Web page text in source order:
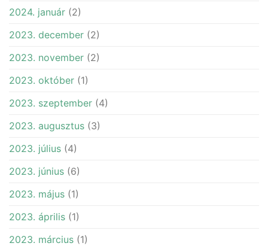
2024. január (2)
2023. december (2)
2023. november (2)
2023. október (1)
2023. szeptember (4)
2023. augusztus (3)
2023. július (4)
2023. június (6)
2023. május (1)
2023. április (1)
2023. március (1)